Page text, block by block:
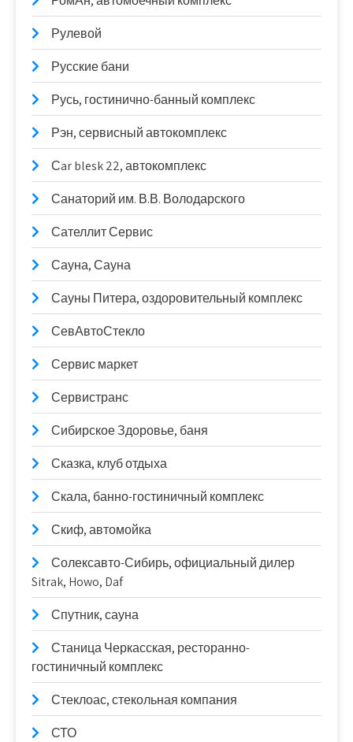
Рулевой
Русские бани
Русь, гостинично-банный комплекс
Рэн, сервисный автокомплекс
Сar blesk 22, автокомплекс
Санаторий им. В.В. Володарского
Сателлит Сервис
Сауна, Сауна
Сауны Питера, оздоровительный комплекс
СевАвтоСтекло
Сервис маркет
Сервистранс
Сибирское Здоровье, баня
Сказка, клуб отдыха
Скала, банно-гостиничный комплекс
Скиф, автомойка
Солексавто-Сибирь, официальный дилер
Sitrak, Howo, Daf
Спутник, сауна
Станица Черкасская, ресторанно-
гостиничный комплекс
Стеклоас, стекольная компания
СТО